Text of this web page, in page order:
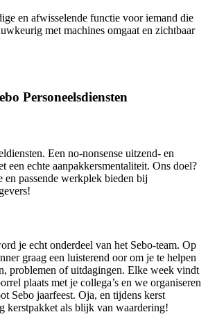
en afwisselende functie voor iemand die
met machines omgaat en zichtbaar
Personeelsdiensten
Een no-nonsense uitzend- en
een echte aanpakkersmentaliteit. Ons doel?
en passende werkplek bieden bij
je echt onderdeel van het Sebo-team. Op
graag een luisterend oor om je te helpen
problemen of uitdagingen. Elke week vindt
plaats met je collega’s en we organiseren
Sebo jaarfeest. Oja, en tijdens kerst
kerstpakket als blijk van waardering!